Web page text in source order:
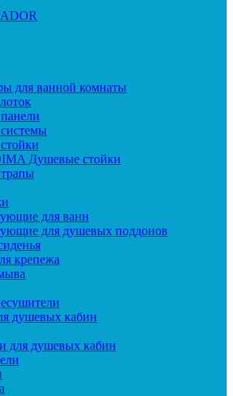
для ванной комнаты
Душевые стойки
для ванн
для душевых поддонов
крепежа
душевых кабин
для душевых кабин